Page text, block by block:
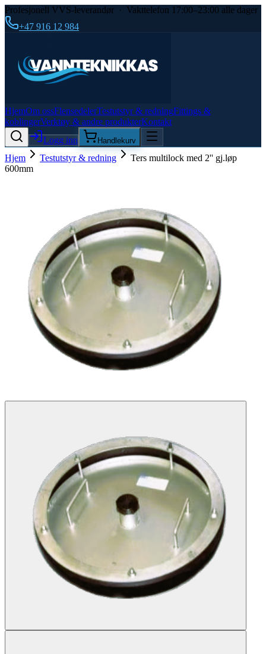
Profesjonell VVS-leverandør · Vakttelefon 17:00–23:00 alle dager
+47 916 12 984
HjemOm ossFlensedelerTestutstyr & redningFittings &
koblingerVerktøy & andre produkterKontakt
Logg inn
Handlekurv
Hjem Testutstyr & redning
Ters multilock med 2'' gj.løp
600mm